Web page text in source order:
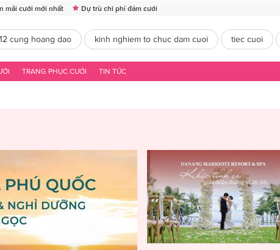
mãi cưới mới nhất Dự trù chi phí đám cưới
12 cung hoang dao kinh nghiem to chuc dam cuoi tiec cuoi
TRANG PHỤC CƯỚI TIN TỨC